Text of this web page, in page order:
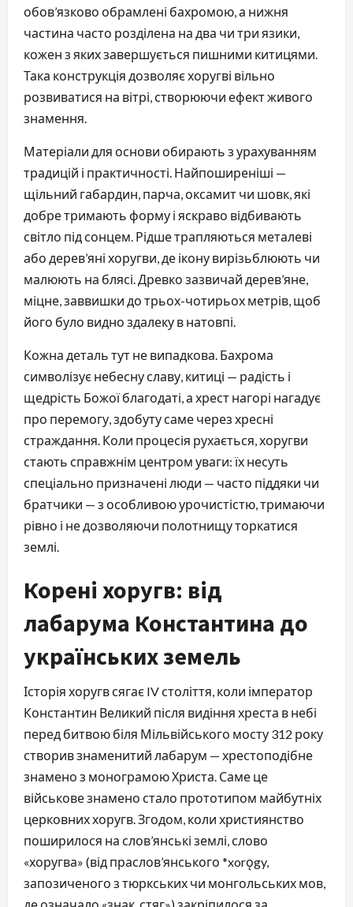
обов’язково обрамлені бахромою, а нижня
частина часто розділена на два чи три язики,
кожен з яких завершується пишними китицями.
Така конструкція дозволяє хоругві вільно
розвиватися на вітрі, створюючи ефект живого
знамення.
Матеріали для основи обирають з урахуванням
традицій і практичності. Найпоширеніші —
щільний габардин, парча, оксамит чи шовк, які
добре тримають форму і яскраво відбивають
світло під сонцем. Рідше трапляються металеві
або дерев’яні хоругви, де ікону вирізьблюють чи
малюють на блясі. Древко зазвичай дерев’яне,
міцне, заввишки до трьох-чотирьох метрів, щоб
його було видно здалеку в натовпі.
Кожна деталь тут не випадкова. Бахрома
символізує небесну славу, китиці — радість і
щедрість Божої благодаті, а хрест нагорі нагадує
про перемогу, здобуту саме через хресні
страждання. Коли процесія рухається, хоругви
стають справжнім центром уваги: їх несуть
спеціально призначені люди — часто піддяки чи
братчики — з особливою урочистістю, тримаючи
рівно і не дозволяючи полотнищу торкатися
землі.
Корені хоругв: від
лабарума Константина до
українських земель
Історія хоругв сягає IV століття, коли імператор
Константин Великий після видіння хреста в небі
перед битвою біля Мільвійського мосту 312 року
створив знаменитий лабарум — хрестоподібне
знамено з монограмою Христа. Саме це
військове знамено стало прототипом майбутніх
церковних хоругв. Згодом, коли християнство
поширилося на слов’янські землі, слово
«хоругва» (від праслов’янського *xorǫgy,
запозиченого з тюркських чи монгольських мов,